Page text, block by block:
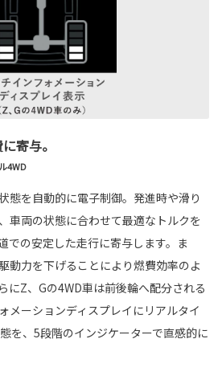
寄与。
4WD
態を自動的に電子制御。発進時や滑り
車両の状態に合わせて最適なトルクを
での安定した走行に寄与します。ま
動力を下げることにより燃費効率のよ
にZ、Gの4WD車は前後輪へ配分される
メーションディスプレイにリアルタイ
を、5段階のインジケーターで直感的に